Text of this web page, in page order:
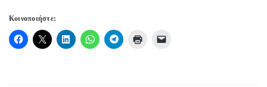
Κοινοποιήστε: